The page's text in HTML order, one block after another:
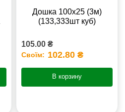
Дошка 100х25 (3м)
(133,333шт куб)
105.00 ₴
Своїм: 102.80 ₴
В корзину